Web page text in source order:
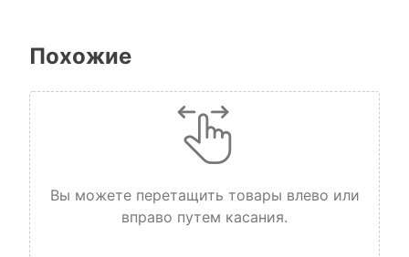
Похожие
Вы можете перетащить товары влево или
вправо путем касания.